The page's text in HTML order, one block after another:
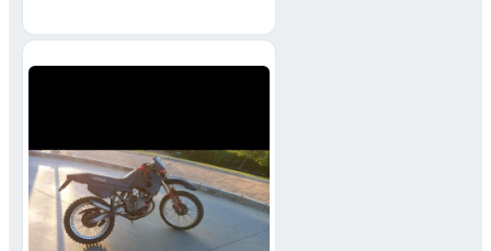
negociable . No hago envíos